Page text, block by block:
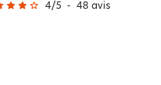
4/5 - 48 avis